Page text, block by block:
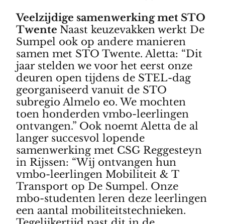
Veelzijdige samenwerking met STO
Twente Naast keuzevakken werkt De
Sumpel ook op andere manieren
samen met STO Twente. Aletta: “Dit
jaar stelden we voor het eerst onze
deuren open tijdens de STEL-dag
georganiseerd vanuit de STO
subregio Almelo eo. We mochten
toen honderden vmbo-leerlingen
ontvangen.” Ook noemt Aletta de al
langer succesvol lopende
samenwerking met CSG Reggesteyn
in Rijssen: “Wij ontvangen hun
vmbo-leerlingen Mobiliteit & T
Transport op De Sumpel. Onze
mbo-studenten leren deze leerlingen
een aantal mobiliteitstechnieken.